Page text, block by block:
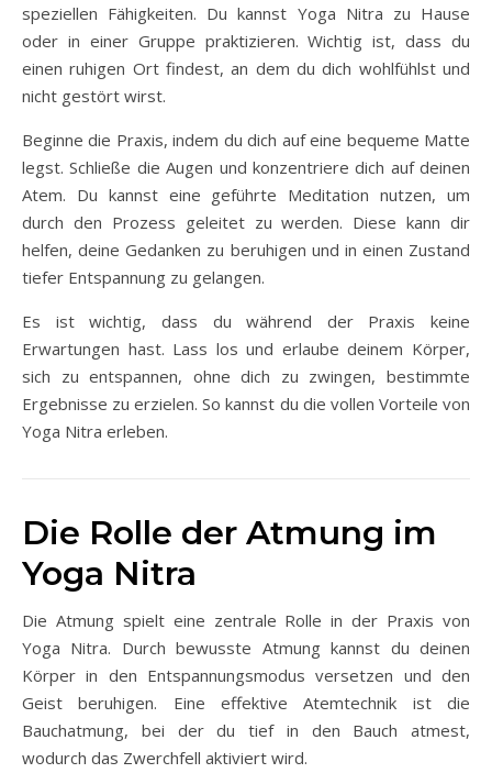
speziellen Fähigkeiten. Du kannst Yoga Nitra zu Hause
oder in einer Gruppe praktizieren. Wichtig ist, dass du
einen ruhigen Ort findest, an dem du dich wohlfühlst und
nicht gestört wirst.
Beginne die Praxis, indem du dich auf eine bequeme Matte
legst. Schließe die Augen und konzentriere dich auf deinen
Atem. Du kannst eine geführte Meditation nutzen, um
durch den Prozess geleitet zu werden. Diese kann dir
helfen, deine Gedanken zu beruhigen und in einen Zustand
tiefer Entspannung zu gelangen.
Es ist wichtig, dass du während der Praxis keine
Erwartungen hast. Lass los und erlaube deinem Körper,
sich zu entspannen, ohne dich zu zwingen, bestimmte
Ergebnisse zu erzielen. So kannst du die vollen Vorteile von
Yoga Nitra erleben.
Die Rolle der Atmung im
Yoga Nitra
Die Atmung spielt eine zentrale Rolle in der Praxis von
Yoga Nitra. Durch bewusste Atmung kannst du deinen
Körper in den Entspannungsmodus versetzen und den
Geist beruhigen. Eine effektive Atemtechnik ist die
Bauchatmung, bei der du tief in den Bauch atmest,
wodurch das Zwerchfell aktiviert wird.